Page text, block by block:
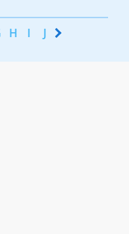
H I J K